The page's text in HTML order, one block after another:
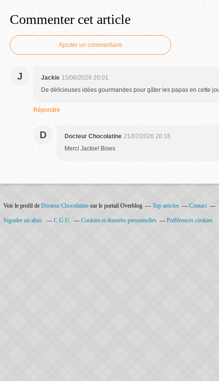
Commenter cet article
Ajouter un commentaire
J Jackie 15/06/2026 20:01
De délicieuses idées gourmandes pour gâter les papas en cette
Répondre
D Docteur Chocolatine 21/07/2026 20:16
Merci Jackie! Bises
Voir le profil de Docteur Chocolatine sur le portail Overblog Top articles Contact
Signaler un abus C.G.U. Cookies et données personnelles Préférences cookies